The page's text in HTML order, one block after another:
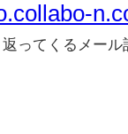
ってくるメール